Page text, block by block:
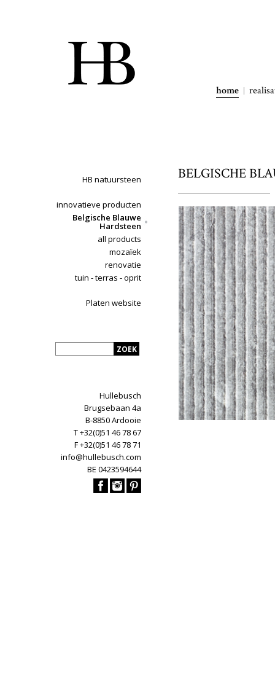
home
HB natuursteen
innovatieve producten
Belgische Blauwe
Hardsteen
all products
mozaïek
renovatie
tuin - terras - oprit
Platen website
Hullebusch
Brugsebaan 4a
B-8850 Ardooie
T +32(0)51 46 78 67
F +32(0)51 46 78 71
info@hullebusch.com
BE 0423594644
BELGISCHE